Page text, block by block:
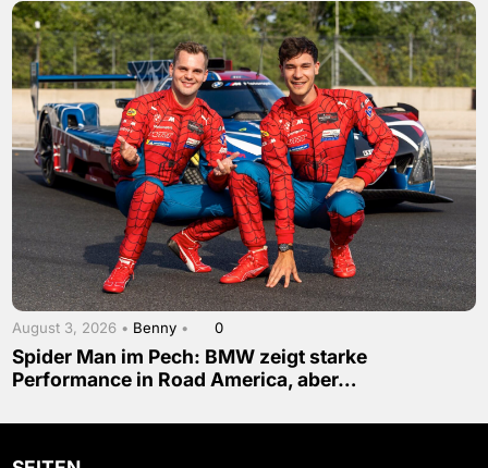
August 3, 2026 • Benny • 0
Spider Man im Pech: BMW zeigt starke
Performance in Road America, aber…